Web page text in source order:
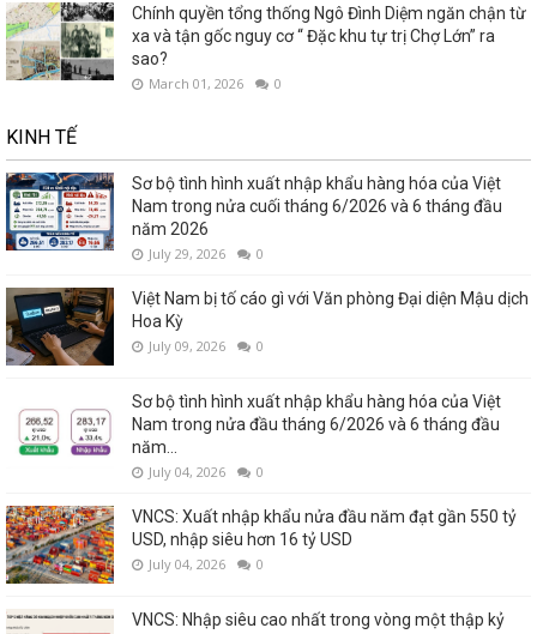
Chính quyền tổng thống Ngô Đình Diệm ngăn chận từ
xa và tận gốc nguy cơ “ Đặc khu tự trị Chợ Lớn” ra
sao?
March 01, 2026 0
KINH TẾ
Sơ bộ tình hình xuất nhập khẩu hàng hóa của Việt
Nam trong nửa cuối tháng 6/2026 và 6 tháng đầu
năm 2026
July 29, 2026 0
Việt Nam bị tố cáo gì với Văn phòng Đại diện Mậu dịch
Hoa Kỳ
July 09, 2026 0
Sơ bộ tình hình xuất nhập khẩu hàng hóa của Việt
Nam trong nửa đầu tháng 6/2026 và 6 tháng đầu
năm...
July 04, 2026 0
VNCS: Xuất nhập khẩu nửa đầu năm đạt gần 550 tỷ
USD, nhập siêu hơn 16 tỷ USD
July 04, 2026 0
VNCS: Nhập siêu cao nhất trong vòng một thập kỷ